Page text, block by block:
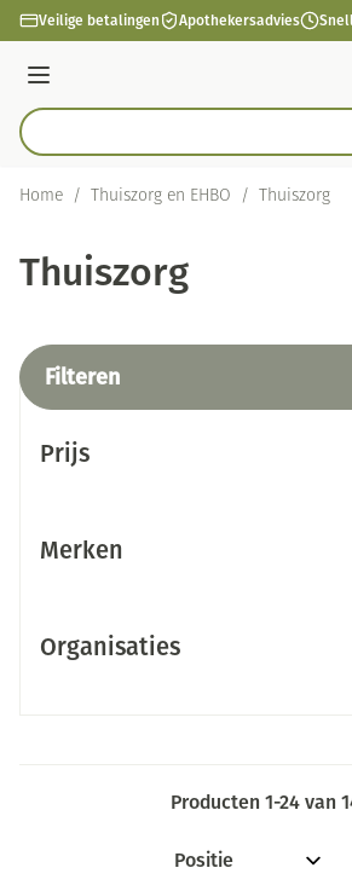
Ga naar de inhoud
Veilige betalingen Apothekersadvies
Menu
Product, merk, categorie...
Home / Thuiszorg en EHBO / Thuiszorg
Thuiszorg
Filteren
Prijs
Merken
Organisaties
Producten 1-24 van
Sorteer op: